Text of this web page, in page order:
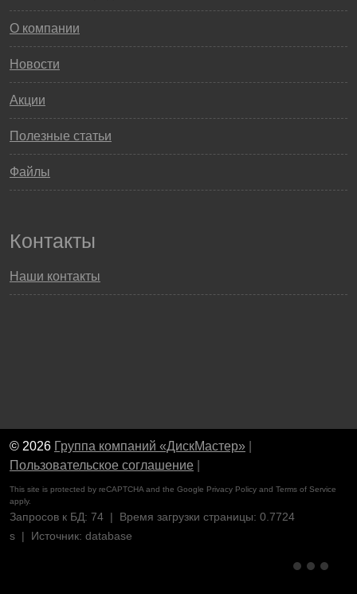
О компании
Новости
Акции
Полезные статьи
Файлы
Контакты
Наши контакты
© 2026 Группа компаний «ДискМастер»
Пользовательское соглашение
This site is protected by reCAPTCHA and the Google Privacy Policy and Terms of Service
apply.
Запросов к БД: 74 | Время загрузки страницы: 0.7724
s | Источник: database